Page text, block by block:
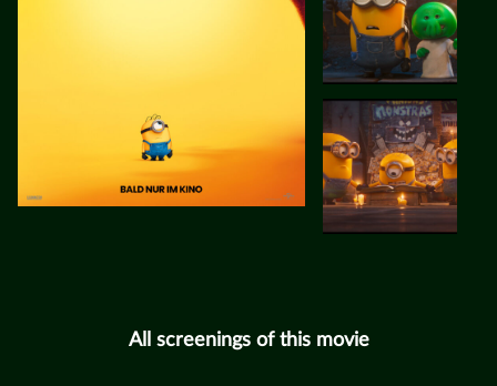
All screenings of this movie